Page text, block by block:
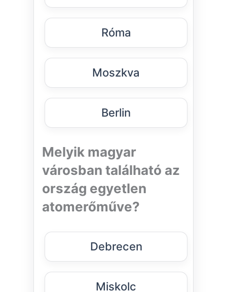
Róma
Moszkva
Berlin
Melyik magyar
városban található az
ország egyetlen
atomerőműve?
Debrecen
Miskolc